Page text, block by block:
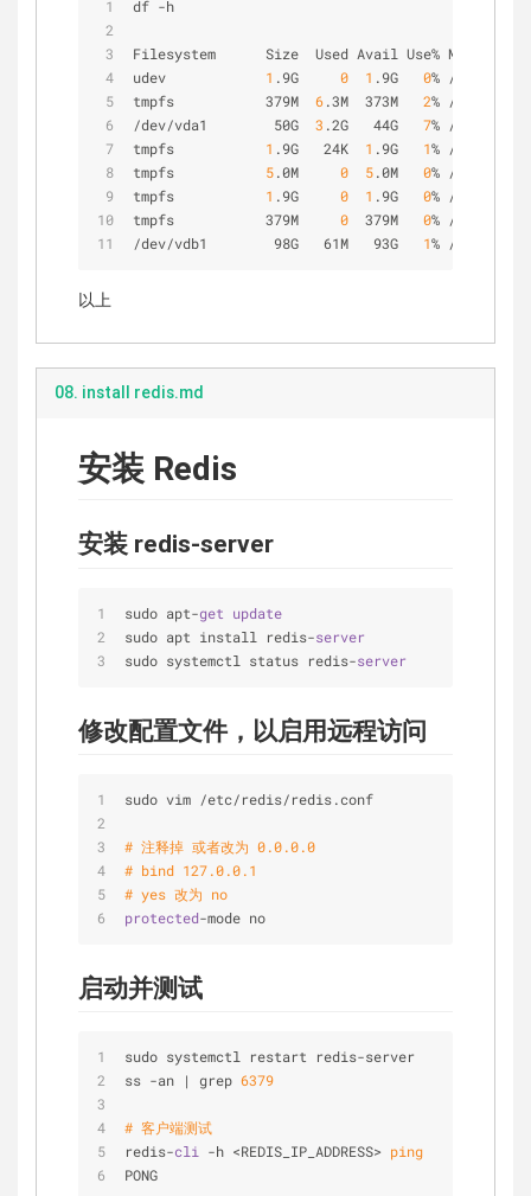
df -h
Filesystem      Size  Used Avail Use% Mounted on
udev 1 .9G 0 1 .9G 0% /
tmpfs           379M 6.3M  373M 2% /
/dev/vda1        50G 3 .2G   44G 7% /
tmpfs 1 .9G   24K 1 .9G 1% /
tmpfs 5.0M 0 5.0M 0% /
tmpfs 1 .9G 0 1 .9G 0% /
tmpfs           379M 0
  379M
0% /
/dev/vdb1        98G   61M   93G 1% /
以上
08. install redis.md
安装 Redis
安装 redis-server
sudo apt-get update
sudo apt install redis-server
sudo systemctl status redis-server
修改配置文件，以启用远程访问
sudo vim /etc/redis/redis.conf
# 注释掉 或者改为 0.0.0.0
# bind 127.0.0.1
# yes 改为 no
protected-mode no
启动并测试
sudo systemctl restart redis-server
ss -an | grep 6379
# 客户端测试
redis-cli -h <REDIS_IP_ADDRESS> ping
PONG